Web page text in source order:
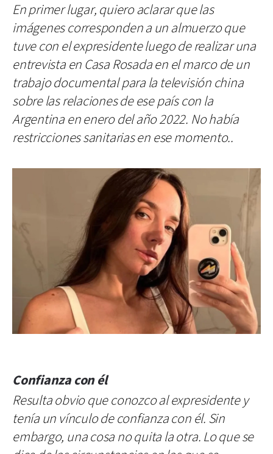
En primer lugar, quiero aclarar que las
imágenes corresponden a un almuerzo que
tuve con el expresidente luego de realizar una
entrevista en Casa Rosada en el marco de un
trabajo documental para la televisión china
sobre las relaciones de ese país con la
Argentina en enero del año 2022. No había
restricciones sanitarias en ese momento..
Confianza con él
Resulta obvio que conozco al expresidente y
tenía un vínculo de confianza con él. Sin
embargo, una cosa no quita la otra. Lo que se